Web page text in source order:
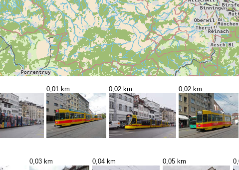
0,01 km 0,02 km 0,02 km
0,03 km 0,04 km 0,05 km